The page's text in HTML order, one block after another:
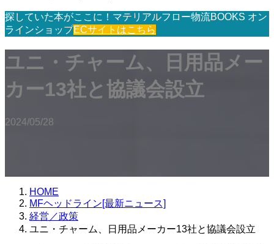
探していた本がここに！マテリアルフロー物流BOOKS オン
ラインショップECサイトはこちら
ユニ・チャーム、日用品メー
カー13社と協議会設立
2024/05/28
HOME
MFヘッドライン[最新ニュース]
経営／政策
ユニ・チャーム、日用品メーカー13社と協議会設立